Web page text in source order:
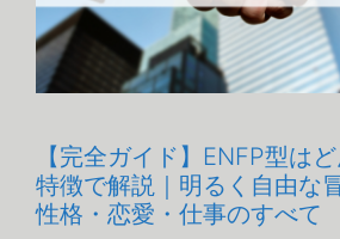
【完全ガイド】ENFP型は
特徴で解説｜明るく自由な
性格・恋愛・仕事のすべて